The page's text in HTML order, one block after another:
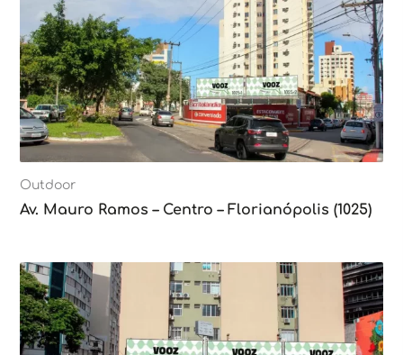
Outdoor
Av. Mauro Ramos – Centro – Florianópolis (1025)